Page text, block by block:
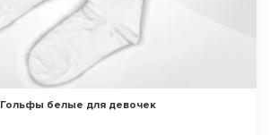
Гольфы белые для девочек